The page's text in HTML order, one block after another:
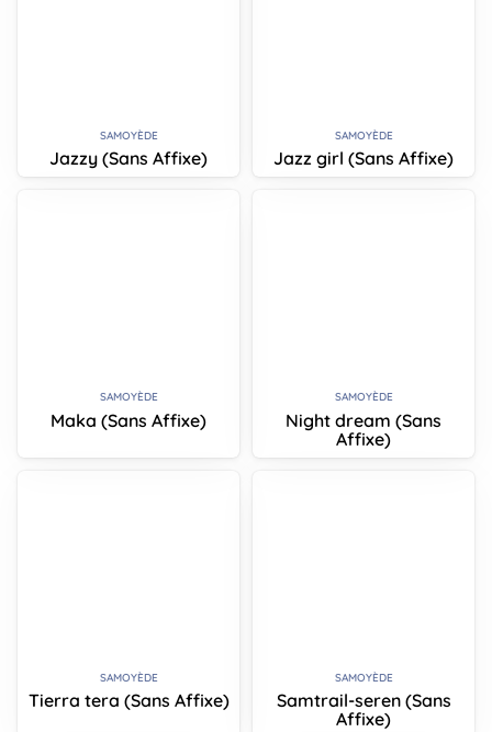
SAMOYÈDE
Jazzy (Sans Affixe)
SAMOYÈDE
Jazz girl (Sans Affixe)
SAMOYÈDE
Maka (Sans Affixe)
SAMOYÈDE
Night dream (Sans
Affixe)
SAMOYÈDE
Tierra tera (Sans Affixe)
SAMOYÈDE
Samtrail-seren (Sans
Affixe)